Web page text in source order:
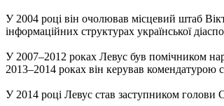
У 2004 році він очолював місцевий штаб
інформаційних структурах української
У 2007–2012 роках Левус був помічником
2013–2014 роках він керував комендатурою
У 2014 році Левус став заступником